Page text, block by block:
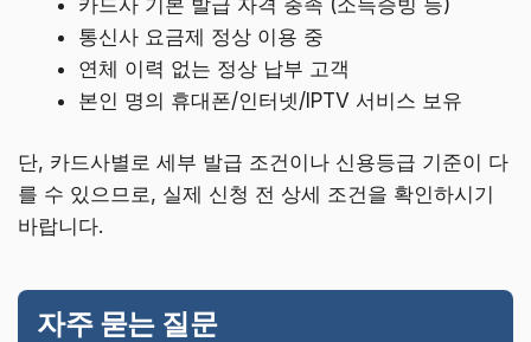
통신사 요금제 정상 이용 중
연체 이력 없는 정상 납부 고객
본인 명의 휴대폰/인터넷/IPTV 서비스 보유
단, 카드사별로 세부 발급 조건이나 신용등급 기준이 다
를 수 있으므로, 실제 신청 전 상세 조건을 확인하시기
바랍니다.
자주 묻는 질문